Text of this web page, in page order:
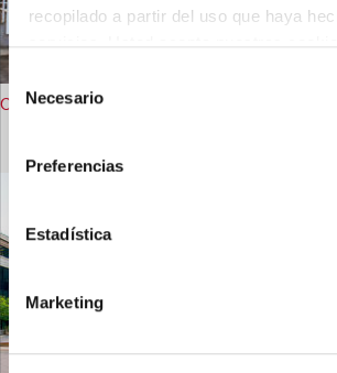
recopilado a partir del uso que haya
Selección
de Necesario
Preferencias
Estadística
Marketing
Casen Recordati, nueva compañía